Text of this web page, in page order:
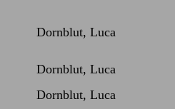
Dornblut, Luca
Dornblut, Luca
Dornblut, Luca